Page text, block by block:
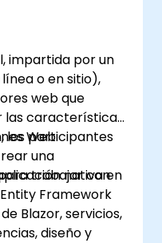
impartida por un
o en sitio),
web que
las características
Web
una
nativa en
Framework
los participantes
trabajar con
Blazor, servicios,
diseño y